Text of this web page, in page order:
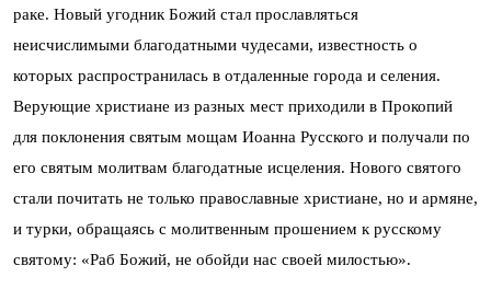
раке. Новый угодник Божий стал прославляться
неисчислимыми благодатными чудесами, известность о
которых распространилась в отдаленные города и селения.
Верующие христиане из разных мест приходили в Прокопий
для поклонения святым мощам Иоанна Русского и получали по
его святым молитвам благодатные исцеления. Нового святого
стали почитать не только православные христиане, но и армяне,
и турки, обращаясь с молитвенным прошением к русскому
святому: «Раб Божий, не обойди нас своей милостью».